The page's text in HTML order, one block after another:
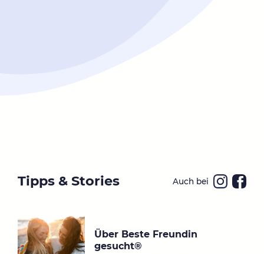
Tipps & Stories Auch bei
Über Beste Freundin
gesucht®